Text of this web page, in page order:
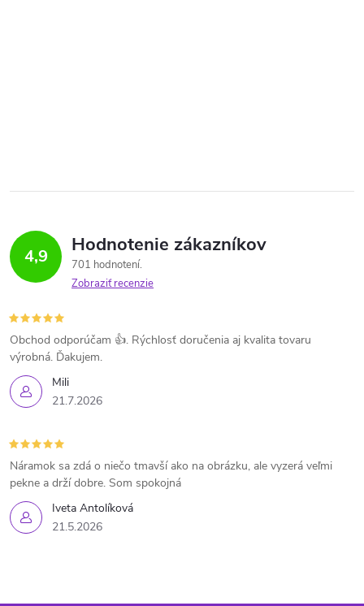
4,9 Hodnotenie zákazníkov
701 hodnotení
Zobraziť recenzie
Mili
21.7.2026
Obchod odporúčam 👍. Rýchlosť doručenia aj kvalita tovaru
výrobná. Ďakujem.
Iveta Antolíková
21.5.2026
Náramok sa zdá o niečo tmavší ako na obrázku, ale vyzerá veľmi
pekne a drží dobre. Som spokojná